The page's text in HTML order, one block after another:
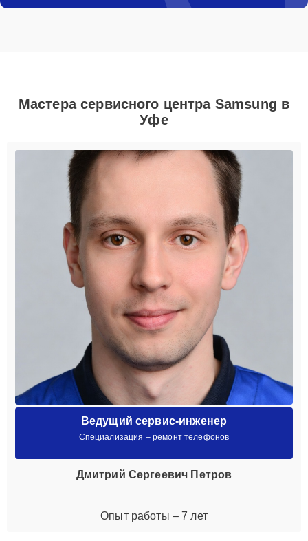
Мастера сервисного центра Samsung в
Уфе
Ведущий сервис-инженер
Специализация – ремонт телефонов
Дмитрий Сергеевич Петров
Опыт работы – 7 лет